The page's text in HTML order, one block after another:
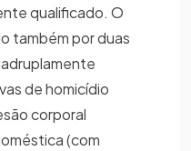
qualificado. O
também por duas
de homicídio
corporal
(com